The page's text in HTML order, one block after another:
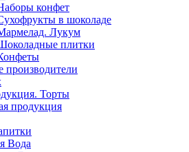
конфет
в шоколаде
Лукум
плитки
производители
Торты
продукция
Вода